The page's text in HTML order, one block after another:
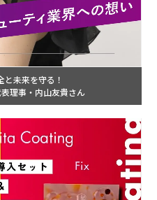
と未来を守る！
理事・内山友貴さん